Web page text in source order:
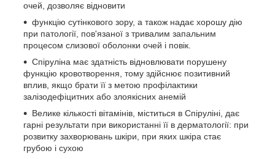
очей, дозволяє відновити
функцію сутінкового зору, а також надає хорошу дію
при патології, пов'язаної з тривалим запальним
процесом слизової оболонки очей і повік.
Спіруліна має здатність відновлювати порушену
функцію кровотворення, тому здійснює позитивний
вплив, якщо брати її з метою профілактики
залізодефіцитних або злоякісних анемій
Велике кількості вітамінів, міститься в Спіруліні, дає
гарні результати при використанні її в дерматології: при
розвитку захворювань шкіри, при яких шкіра стає
грубою і сухою